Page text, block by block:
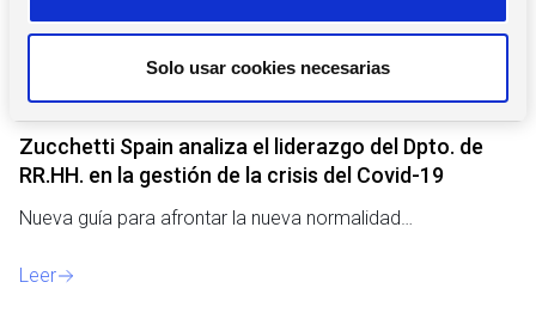
n
m
e
t
Solo usar cookies necesarias
29 de septiembre de 2020
Zucchetti Spain analiza el liderazgo del Dpto. de
RR.HH. en la gestión de la crisis del Covid-19
Nueva guía para afrontar la nueva normalidad…
Leer